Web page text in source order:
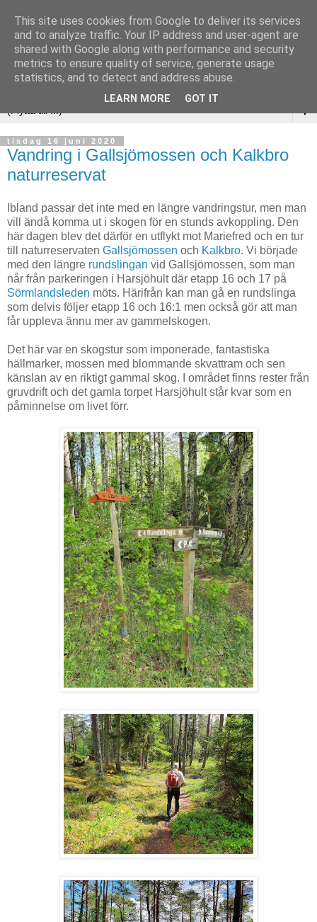
▼
tisdag 16 juni 2020
Vandring i Gallsjömossen och Kalkbro
naturreservat
Ibland passar det inte med en längre vandringstur, men man
vill ändå komma ut i skogen för en stunds avkoppling. Den
här dagen blev det därför en utflykt mot Mariefred och en tur
till naturreservaten Gallsjömossen och Kalkbro. Vi började
med den längre rundslingan vid Gallsjömossen, som man
når från parkeringen i Harsjöhult där etapp 16 och 17 på
Sörmlandsleden möts. Härifrån kan man gå en rundslinga
som delvis följer etapp 16 och 16:1 men också gör att man
får uppleva ännu mer av gammelskogen.
Det här var en skogstur som imponerade, fantastiska
hällmarker, mossen med blommande skvattram och sen
känslan av en riktigt gammal skog. I området finns rester från
gruvdrift och det gamla torpet Harsjöhult står kvar som en
påminnelse om livet förr.
This site uses cookies from Google to deliver its services
and to analyze traffic. Your IP address and user-agent are
shared with Google along with performance and security
metrics to ensure quality of service, generate usage
statistics, and to detect and address abuse.
LEARN MORE GOT IT